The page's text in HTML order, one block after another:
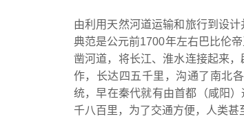
由利用天然河道运输和旅行到设
典范是公元前1700年左右巴比伦
凿河道，将长江、淮水连接起来
作，长达四五千里，沟通了南北
统，早在秦代就有由首都（咸阳
千八百里，为了交通方便，人类甚